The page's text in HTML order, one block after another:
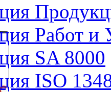
Работ и
SA 8000
ISO